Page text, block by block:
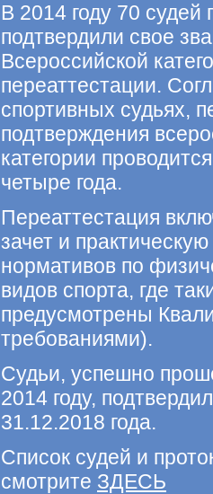
В 2014 году 70 судей
подтвердили свое
Всероссийской
переаттестации.
спортивных судьях,
подтверждения
категории
четыре года.
Переаттестация
зачет и
нормативов по
видов спорта, где
предусмотрены
требованиями).
Судьи, успешно
2014 году,
31.12.2018 года.
Список судей и
смотрите ЗДЕСЬ